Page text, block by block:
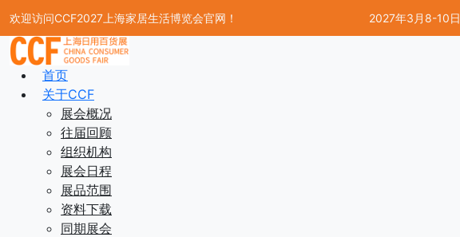
欢迎访问CCF2027上海家居生活博览会官网！ 2027年3月8-10日
首页
关于CCF
展会概况
往届回顾
组织机构
展会日程
展品范围
资料下载
同期展会